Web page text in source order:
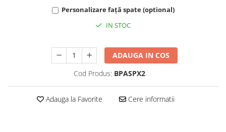
Personalizare față spate (optional)
IN STOC
ADAUGA IN COS
Cod Produs: BPASPX2
Adauga la Favorite Cere informatii